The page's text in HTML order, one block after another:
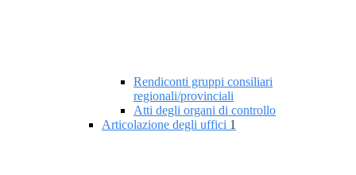
Rendiconti gruppi consiliari
regionali/provinciali
Atti degli organi di controllo
Articolazione degli uffici 1